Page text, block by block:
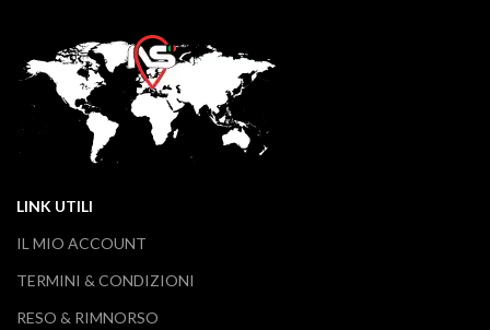
LINK UTILI
IL MIO ACCOUNT
TERMINI & CONDIZIONI
RESO & RIMNORSO